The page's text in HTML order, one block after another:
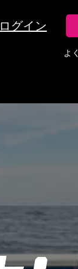
ログイン
よ